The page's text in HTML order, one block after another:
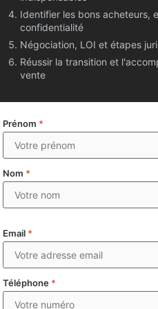
règlementation, vous disposez
de portabilité,
traitement et d’opposition au
être exercés à l’adresse
. Pour plus d’information
ici .
nous
légales
Identifier les bons acheteurs,
confidentialité
Négociation, LOI et étapes
Réussir la transition et
vente
Prénom *
Nom *
Email *
Téléphone *